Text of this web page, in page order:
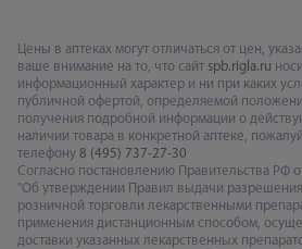
Цены в аптеках могут отличаться от цен,
ваше внимание на то, что сайт spb.rigla.ru
информационный характер и ни при каких
публичной офертой, определяемой
получения подробной информации о
наличии товара в конкретной аптеке,
телефону 8 (495) 737-27-30
Согласно постановлению Правительства РФ
"Об утверждении Правил выдачи
розничной торговли лекарственными
применения дистанционным способом,
доставки указанных лекарственных